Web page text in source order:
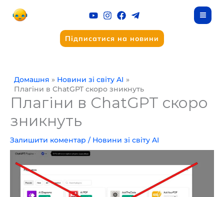
Підписатися на новини
Домашня
Новини зі світу AI
Плагіни в ChatGPT скоро зникнуть
Плагіни в ChatGPT скоро
зникнуть
Залишити коментар / Новини зі світу AI